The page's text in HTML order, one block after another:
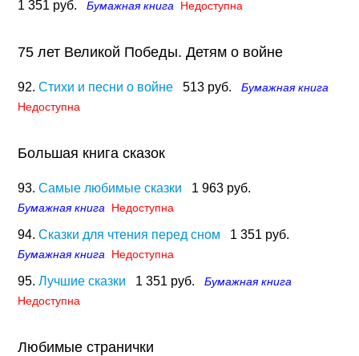
1 351 руб.
Бумажная книга Недоступна
75 лет Великой Победы. Детям о войне
92. Стихи и песни о войне 513 руб.
Бумажная книга
Недоступна
Большая книга сказок
93. Самые любимые сказки 1 963 руб.
Бумажная книга Недоступна
94. Сказки для чтения перед сном 1 351 руб.
Бумажная книга Недоступна
95. Лучшие сказки 1 351 руб.
Бумажная книга
Недоступна
Любимые странички